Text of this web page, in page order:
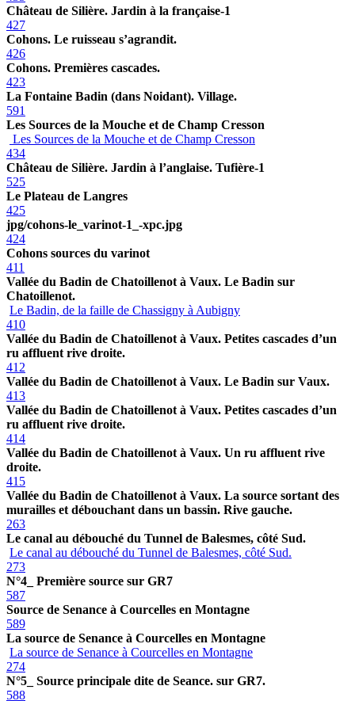
Château de Silière. Jardin à la française-1
427
Cohons. Le ruisseau s’agrandit.
426
Cohons. Premières cascades.
423
La Fontaine Badin (dans Noidant). Village.
591
Les Sources de la Mouche et de Champ Cresson
Les Sources de la Mouche et de Champ Cresson
434
Château de Silière. Jardin à l’anglaise. Tufière-1
525
Le Plateau de Langres
425
jpg/cohons-le_varinot-1_-xpc.jpg
424
Cohons sources du varinot
411
Vallée du Badin de Chatoillenot à Vaux. Le Badin sur
Chatoillenot.
Le Badin, de la faille de Chassigny à Aubigny
410
Vallée du Badin de Chatoillenot à Vaux. Petites cascades d’un
ru affluent rive droite.
412
Vallée du Badin de Chatoillenot à Vaux. Le Badin sur Vaux.
413
Vallée du Badin de Chatoillenot à Vaux. Petites cascades d’un
ru affluent rive droite.
414
Vallée du Badin de Chatoillenot à Vaux. Un ru affluent rive
droite.
415
Vallée du Badin de Chatoillenot à Vaux. La source sortant des
murailles et débouchant dans un bassin. Rive gauche.
263
Le canal au débouché du Tunnel de Balesmes, côté Sud.
Le canal au débouché du Tunnel de Balesmes, côté Sud.
273
N°4_ Première source sur GR7
587
Source de Senance à Courcelles en Montagne
589
La source de Senance à Courcelles en Montagne
La source de Senance à Courcelles en Montagne
274
N°5_ Source principale dite de Seance. sur GR7.
588